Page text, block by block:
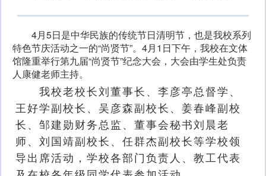
4月5日是中华民族的传统节日清明节，也是我校系列
特色节庆活动之一的“尚贤节”。4月1日下午，我校在文体
馆隆重举行第九届“尚贤节”纪念大会，大会由学生处负责
人康健老师主持。
我校老校长刘董事长、李彦亭总督学、
王好学副校长、吴彦森副校长、姜春峰副校
长、邹建勋财务总监、董事会秘书刘晨老
师、刘国靖副校长、任群杰副校长等学校领
导出席活动，学校各部门负责人、教工代表